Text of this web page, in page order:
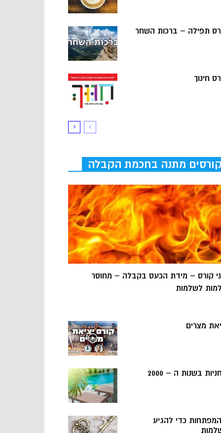
תפילה – ברכות השחר
חינוך
קורסים מתנה בחכמת הקבלה
קורס – מידת הכעס בקבלה – מחוסר
לשלמות
מצרים
בשנות ה – 2000
5 המפתחות כדי להגיע